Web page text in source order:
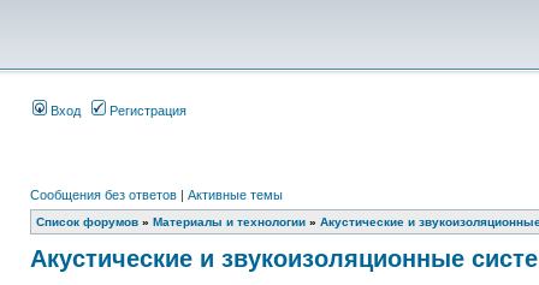
Вход Регистрация
Сообщения без ответов | Активные темы
Список форумов » Материалы и технологии » Акустические и
Акустические и звукоизоляционные